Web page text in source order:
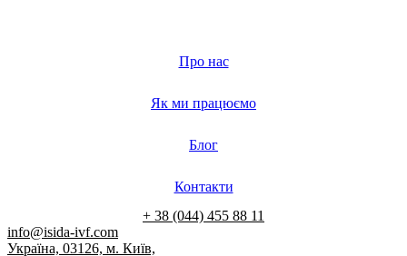
Про нас
Як ми працюємо
Блог
Контакти
+ 38 (044) 455 88 11
info@isida-ivf.com
Україна, 03126, м. Київ,